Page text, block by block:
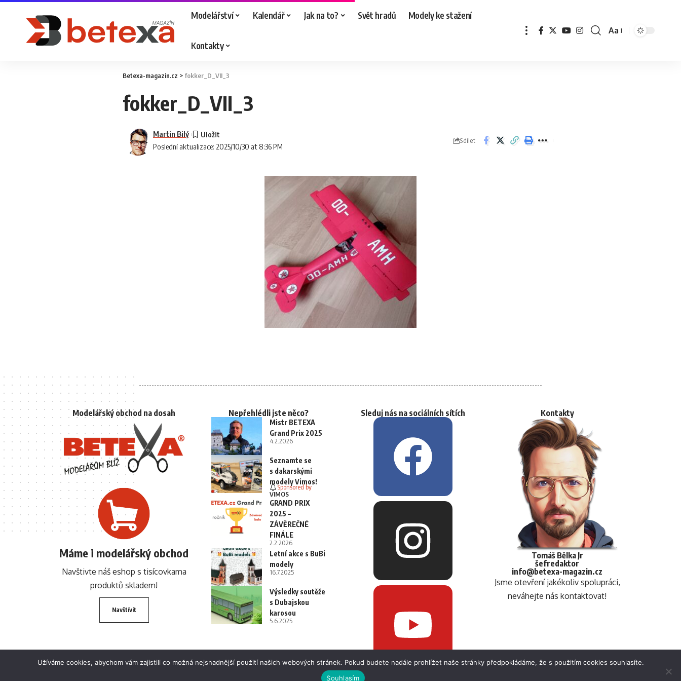
Modelářství Kalendář Jak na to? Svět hradů Modely ke stažení
Kontakty
Aa
Betexa-magazin.cz > fokker_D_VII_3
fokker_D_VII_3
Poslední aktualizace: 2025/10/30 at 8:36 PM
Martin Bilý
Sdílet
Modelářský obchod na dosah
Máme i modelářský obchod
Navštivte náš eshop s tisícovkama
produktů skladem!
Navštívit
Nepřehlédli jste něco?
Mistr BETEXA
Grand Prix 2025
4.2.2026
Seznamte se
s dakarskými
modely Vimos!
Sponsored by
VIMOS
GRAND PRIX
2025 –
ZÁVĚREČNÉ
FINÁLE
2.2.2026
Letní akce s BuBi
modely
16.7.2025
Výsledky soutěže
s Dubajskou
karosou
5.6.2025
Sleduj nás na sociálních sítích Kontakty
Tomáš Bělka Jr
šefredaktor
info@betexa-magazin.cz
Jsme otevření jakékoliv spolupráci,
neváhejte nás kontaktovat!
Užíváme cookies, abychom vám zajistili co možná nejsnadnější použití našich webových stránek. Pokud budete nadále prohlížet naše stránky předpokládáme, že s použitím cookies souhlasíte.
Souhlasím